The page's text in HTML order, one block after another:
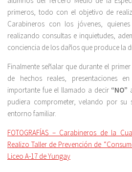
primeros, todo con el objetivo de
Carabineros con los jóvenes,
realizando consultas e inquietudes,
conciencia de los daños que produce la
Finalmente señalar que durante el
de hechos reales, presentaciones
importante fue el llamado a decir “NO”
pudiera comprometer, velando por su
entorno familiar.
FOTOGRAFÍAS – Carabineros de la
Realizo Taller de Prevención de
Liceo A-17 de Yungay